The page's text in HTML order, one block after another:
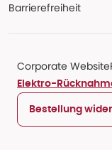
Barrierefreiheit
Corporate Website
Elektro-
Bestellung